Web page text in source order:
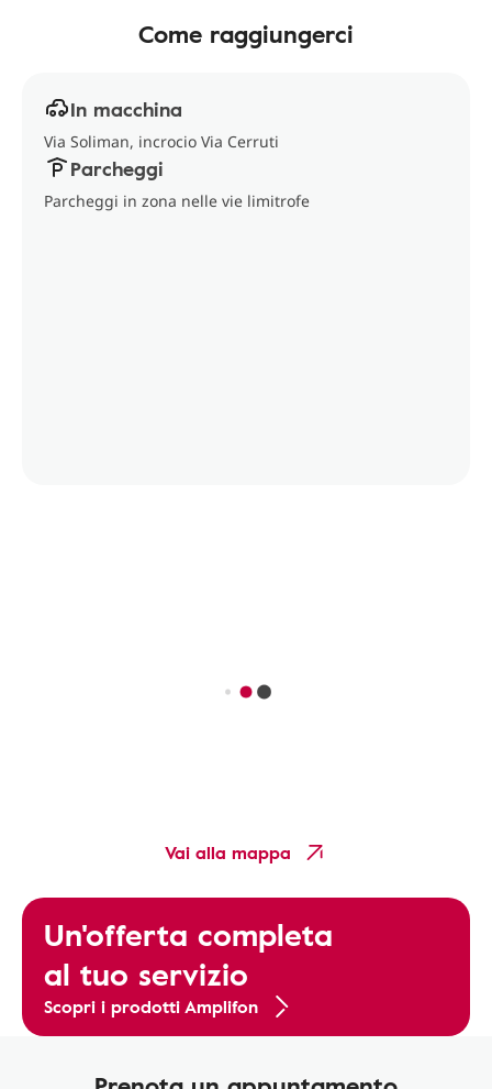
Come raggiungerci
In macchina
Via Soliman, incrocio Via Cerruti
Parcheggi
Parcheggi in zona nelle vie limitrofe
Vai alla mappa
Un'offerta completa
al tuo servizio
Scopri i prodotti Amplifon